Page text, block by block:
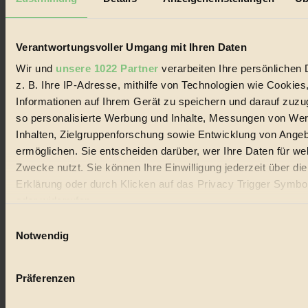
Verantwortungsvoller Umgang mit Ihren Daten
Wir und unsere 1022 Partner verarbeiten Ihre persönlichen
z. B. Ihre IP-Adresse, mithilfe von Technologien wie
Informationen auf Ihrem Gerät zu speichern und darauf
so personalisierte Werbung und Inhalte, Messungen von
Inhalten, Zielgruppenforschung sowie Entwicklung von
ermöglichen. Sie entscheiden darüber, wer Ihre Daten für
Zwecke nutzt. Sie können Ihre Einwilligung jederzeit über
Erklärung oder durch Klicken auf das Privacy Trigger
Wenn Sie es erlauben, würden wir auch gerne:
Ihr Gerät durch aktives Scannen nach bestimmten
Notwendig
Präferenzen
Biorama steht für einen nachhaltigen Lebensstil und bewussten
Lebenswandel. Es ist eine moderne Plattform für Ideen, Menschen
Handels mit Bioprodukten, des Fair-Trade sowie der Branche
alternativer Energien.
Social Media
22.601 Fans auf Facebook
3.415 Follower auf Twitter
Folge uns auf Instagram
Themen
Bio
Vegan